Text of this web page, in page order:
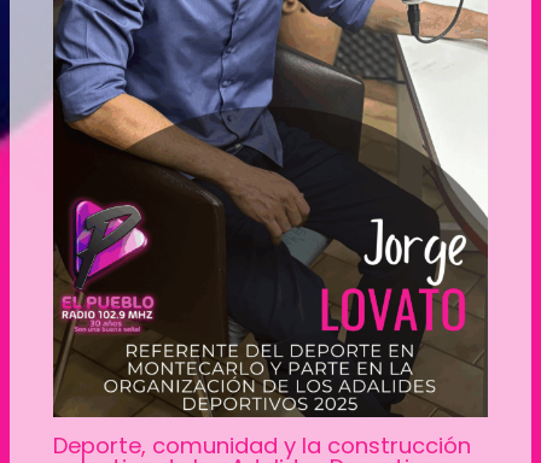
Deporte, comunidad y la construcción